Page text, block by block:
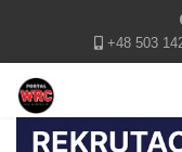
+48 503